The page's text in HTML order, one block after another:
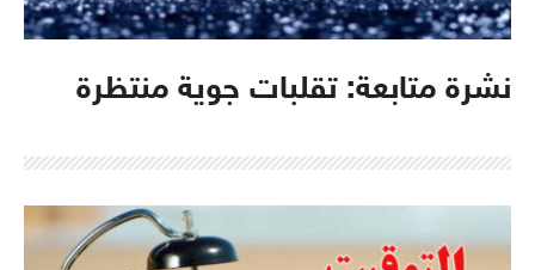
نشرة متابعة: تقلبات جوية منتظرة